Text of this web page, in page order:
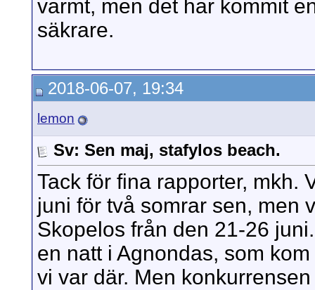
varmt, men det har kommit
säkrare.
2018-06-07, 19:34
lemon
Sv: Sen maj, stafylos beach.
Tack för fina rapporter, mkh.
juni för två somrar sen, men
Skopelos från den 21-26
en natt i Agnondas, som
vi var där. Men